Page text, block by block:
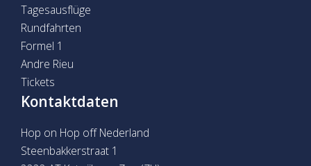
Tagesausflüge
Rundfahrten
Formel 1
Andre Rieu
Tickets
Kontaktdaten
Hop on Hop off Nederland
Steenbakkerstraat 1